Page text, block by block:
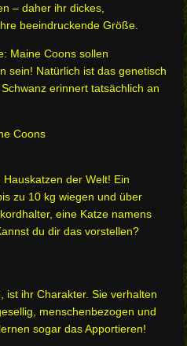
– daher ihr dickes,
beeindruckende Größe.
Maine Coons sollen
sein! Natürlich ist das genetisch
erinnert tatsächlich an
Coons
der Welt! Ein
zu 10 kg wiegen und über
eine Katze namens
du dir das vorstellen?
ist ihr Charakter. Sie verhalten
menschenbezogen und
sogar das Apportieren!